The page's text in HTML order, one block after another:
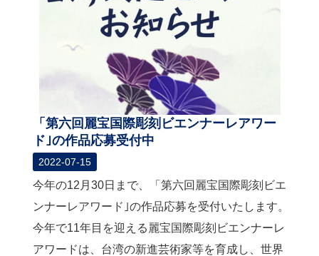
「第六回麗宝国際彫刻ビエンナーレアワー
ド｣の作品応募受付中
2022-07-15
今年の12月30日まで、「第六回麗宝国際彫刻ビエ
ンナーレアワード｣の作品応募を受付いたします。
今年で11年目を迎える麗宝国際彫刻ビエンナーレ
アワードは、台湾の新進芸術家等を育成し、世界